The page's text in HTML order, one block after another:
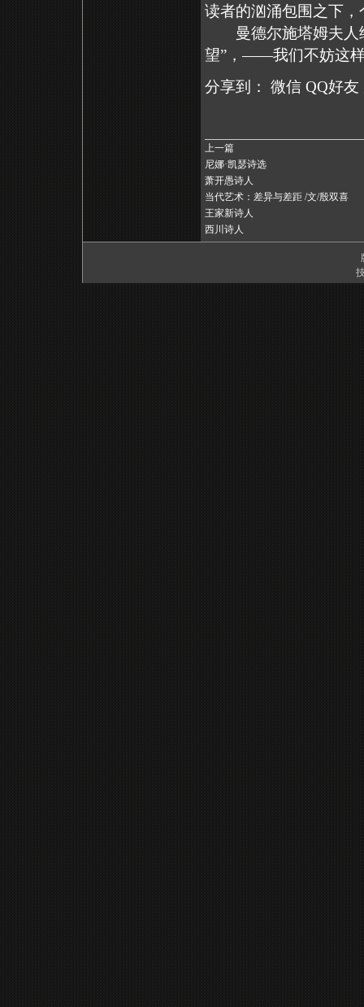
读者的汹涌包围之下
曼德尔施塔姆夫人
望”，——我们不妨这
分享到：
微信 QQ好友
上一篇
尼娜·凯瑟诗选
萧开愚诗人
当代艺术：差异与差距 /文/殷双喜
王家新诗人
西川诗人